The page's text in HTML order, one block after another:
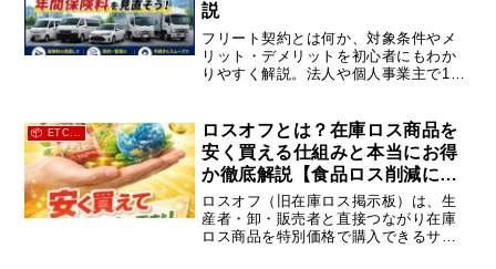
説
フリート契約とは何か、対象条件やメ
リット・デメリットを初心者にもわか
りやすく解説。法人や個人事業主で10
あります。見積もり前に知っておきた
いポイントも紹介。
📦 ETC...
ロスオフとは？在庫ロス商品を
安く買える仕組みと本当にお得
か徹底解説【食品ロス削減にも
貢献】
ロスオフ（旧在庫ロス掲示板）は、生
産者・卸・販売者と直接つながり在庫
ロス商品を特別価格で購入できるサー